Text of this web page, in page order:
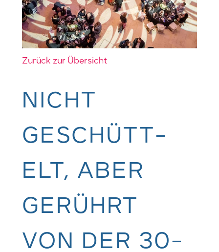
Zurück zur Übersicht
NICHT
GESCHÜTT­
ELT, ABER
GERÜHRT
VON DER 30-